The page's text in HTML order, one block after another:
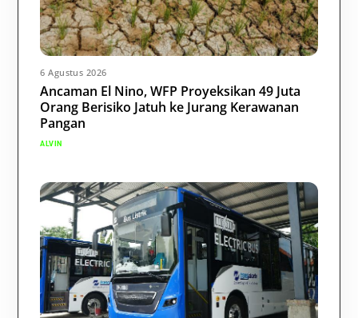
6 Agustus 2026
Ancaman El Nino, WFP Proyeksikan 49 Juta
Orang Berisiko Jatuh ke Jurang Kerawanan
Pangan
ALVIN